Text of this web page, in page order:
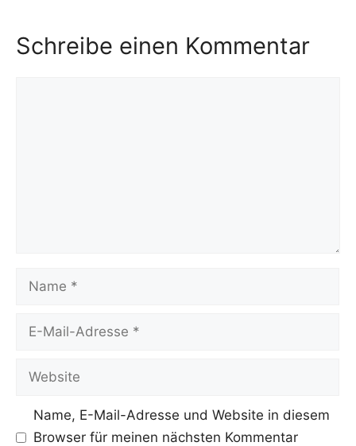
Schreibe einen Kommentar
Name
Adresse
Website
Name, E-Mail-Adresse und Website in diesem
Browser für meinen nächsten Kommentar